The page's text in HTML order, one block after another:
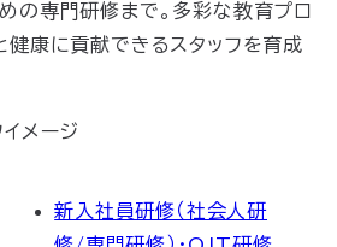
の専門研修まで。多彩な教育プロ
健康に貢献できるスタッフを育成
新入社員研修（社会人研